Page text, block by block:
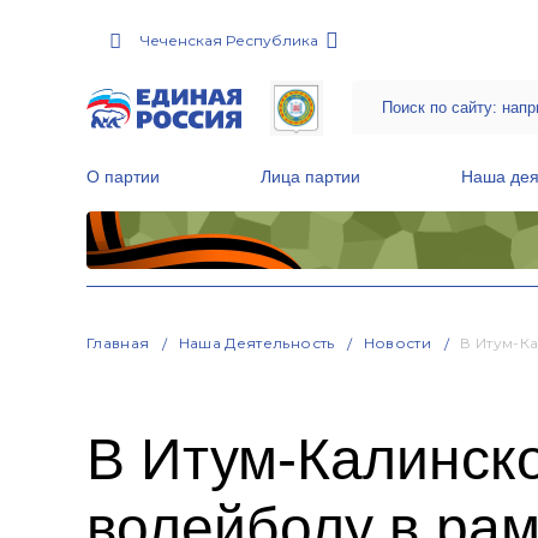
Чеченская Республика
О партии Лица партии Наша
Главная Наша Деятельность Новости В Итум-
В Итум-